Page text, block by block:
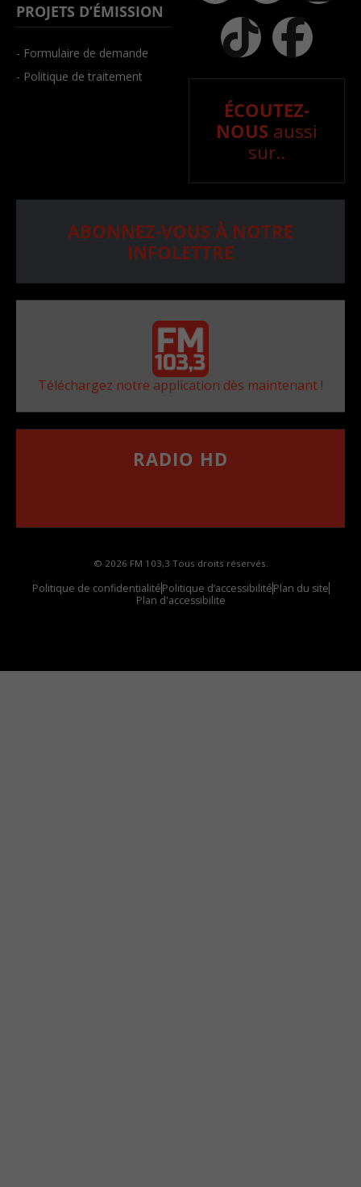
PROJETS D’ÉMISSION
- Formulaire de demande
- Politique de traitement
ÉCOUTEZ-
NOUS aussi
sur..
ABONNEZ-VOUS À NOTRE
INFOLETTRE
Téléchargez notre application dès maintenant !
RADIO HD
© 2026 FM 103,3 Tous droits réservés.
Politique de confidentialitéPolitique d’accessibilitéPlan du site
Plan d'accessibilite